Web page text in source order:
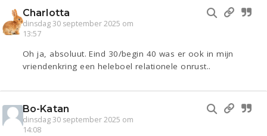
Charlotta
dinsdag 30 september 2025 om
13:57
Oh ja, absoluut. Eind 30/begin 40 was er ook in mijn
vriendenkring een heleboel relationele onrust..
Bo-Katan
dinsdag 30 september 2025 om
14:08